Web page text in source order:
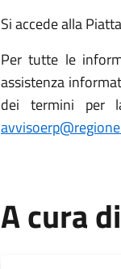
Si accede alla
Per tutte le
assistenza
dei termini per
A cura di